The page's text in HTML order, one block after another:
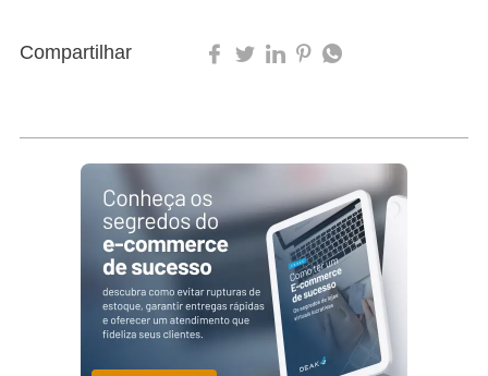
Compartilhar